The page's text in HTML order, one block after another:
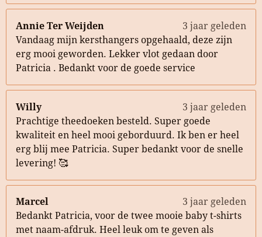
Annie Ter Weijden
3 jaar geleden
Vandaag mijn kersthangers opgehaald, deze zijn
erg mooi geworden. Lekker vlot gedaan door
Patricia . Bedankt voor de goede service
Willy
3 jaar geleden
Prachtige theedoeken besteld. Super goede
kwaliteit en heel mooi geborduurd. Ik ben er heel
erg blij mee Patricia. Super bedankt voor de snelle
levering! 🥰
Marcel
3 jaar geleden
Bedankt Patricia, voor de twee mooie baby t-shirts
met naam-afdruk. Heel leuk om te geven als